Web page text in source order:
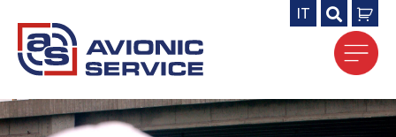
IT
Search
for: